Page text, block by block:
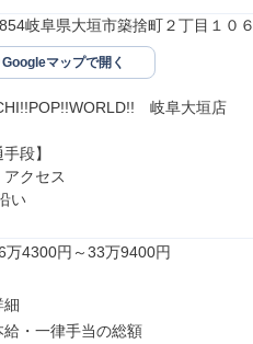
岐阜県大垣市築捨町２丁目１０６
Googleマップで開く
　岐阜大垣店
手段】
クセス
い
万4300円～33万9400円
細
・一律手当の総額